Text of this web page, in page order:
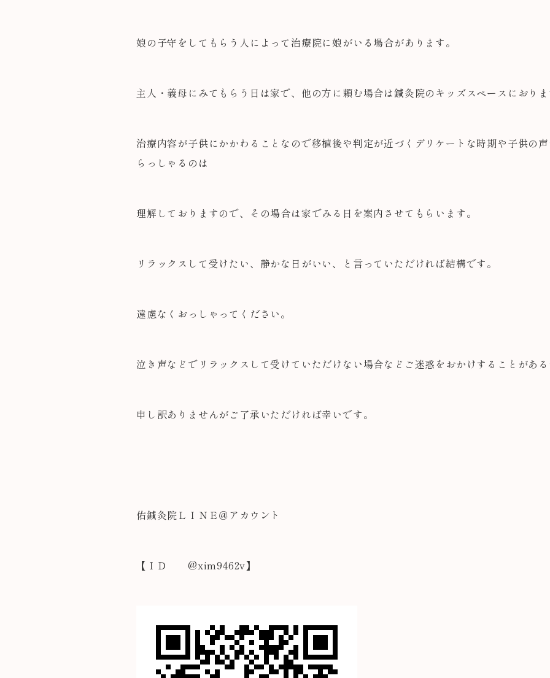
娘の子守をしてもらう人によって治療院に娘がいる場合があります。
主人・義母にみてもらう日は家で、他の方に頼む場合は鍼灸院のキッズスペースにおりま
治療内容が子供にかかわることなので移植後や判定が近づくデリケートな時期や子供の
らっしゃるのは
理解しておりますので、その場合は家でみる日を案内させてもらいます。
リラックスして受けたい、静かな日がいい、と言っていただければ結構です。
遠慮なくおっしゃってください。
泣き声などでリラックスして受けていただけない場合などご迷惑をおかけすることがある
申し訳ありませんがご了承いただければ幸いです。
佑鍼灸院ＬＩＮＥ＠アカウント
【ＩＤ @xim9462v】